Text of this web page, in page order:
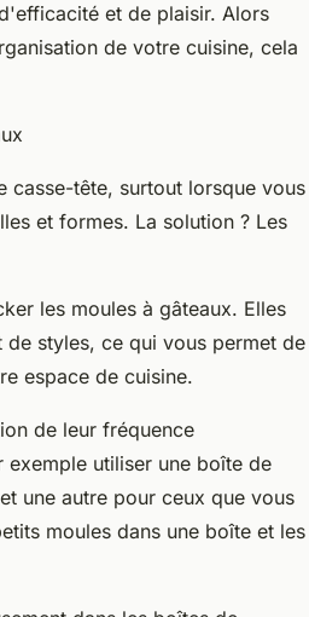
et de plaisir. Alors
de votre cuisine, cela
casse-tête, surtout lorsque vous
et formes. La solution ? Les
les moules à gâteaux. Elles
styles, ce qui vous permet de
espace de cuisine.
de leur fréquence
utiliser une boîte de
une autre pour ceux que vous
moules dans une boîte et les